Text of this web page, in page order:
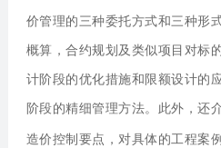
价管理的三种委托方式和三种形
概算，合约规划及类似项目对标
计阶段的优化措施和限额设计的
阶段的精细管理方法。此外，还
造价控制要点，对具体的工程案